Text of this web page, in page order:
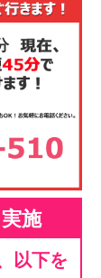
施
以下を